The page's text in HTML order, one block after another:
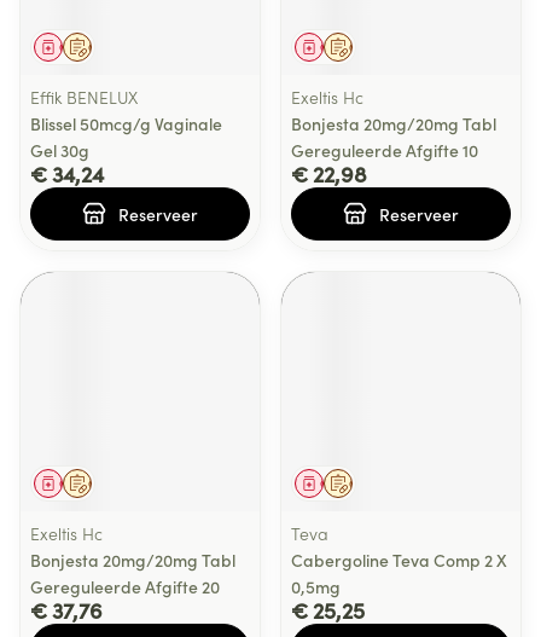
Op voorschrift
Geneesmiddel
Effik BENELUX
Blissel 50mcg/g Vaginale
Gel 30g
€ 34,24
Reserveer
Op voorschrift
Geneesmiddel
Exeltis Hc
Bonjesta 20mg/20mg Tabl
Gereguleerde Afgifte 10
€ 22,98
Reserveer
Op voorschrift
Geneesmiddel
Exeltis Hc
Bonjesta 20mg/20mg Tabl
Gereguleerde Afgifte 20
€ 37,76
Op voorschrift
Geneesmiddel
Teva
Cabergoline Teva Comp 2 X
0,5mg
€ 25,25